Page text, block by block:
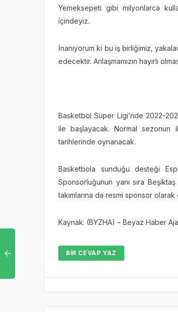
Yemeksepeti gibi milyonlarca
içindeyiz.
İnanıyorum ki bu iş birliğimiz,
edecektir. Anlaşmamızın hayırlı
Basketbol Süper Ligi’nde 2022-
ile başlayacak. Normal sezonun
tarihlerinde oynanacak.
Basketbola sunduğu desteği
Sponsorluğunun yanı sıra
takımlarına da resmi sponsor
Kaynak: (BYZHA) – Beyaz Haber
BIR CEVAP YAZ